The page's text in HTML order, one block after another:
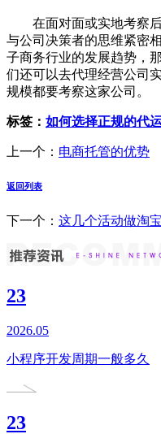
在面对面或实地考察后
与公司决策者的思维紧密
子商务行业的发展趋势，
们还可以去代理经营公司
规模都要考察这家公司。
标签： 如何选择正规的代
上一个： 电商托管的优势
返回列表
下一个： 这几个活动做淘
23
2026.05
小程序开发周期一般多久
23